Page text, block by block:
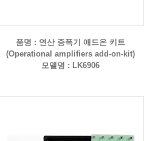
품명 : 연산 증폭기 애드온 키트
(Operational amplifiers add-on-kit)
모델명 : LK6906